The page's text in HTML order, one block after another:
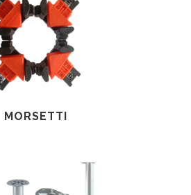
MORSETTI